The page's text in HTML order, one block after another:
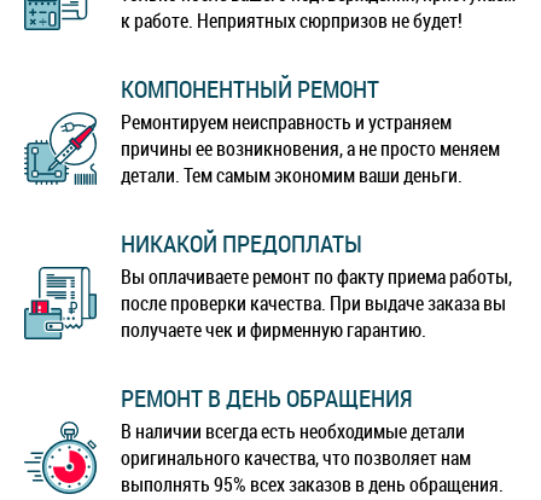
к работе. Неприятных сюрпризов не будет!
КОМПОНЕНТНЫЙ РЕМОНТ
Ремонтируем неисправность и устраняем
причины ее возникновения, а не просто меняем
детали. Тем самым экономим ваши деньги.
НИКАКОЙ ПРЕДОПЛАТЫ
Вы оплачиваете ремонт по факту приема работы,
после проверки качества. При выдаче заказа вы
получаете чек и фирменную гарантию.
РЕМОНТ В ДЕНЬ ОБРАЩЕНИЯ
В наличии всегда есть необходимые детали
оригинального качества, что позволяет нам
выполнять 95% всех заказов в день обращения.